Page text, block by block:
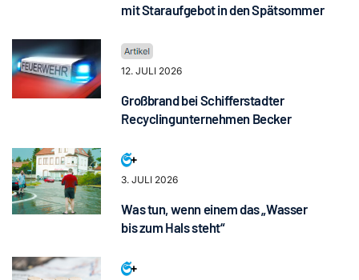
mit Staraufgebot in den Spätsommer
12. JULI 2026
Großbrand bei Schifferstadter
Recyclingunternehmen Becker
3. JULI 2026
Was tun, wenn einem das „Wasser
bis zum Hals steht“